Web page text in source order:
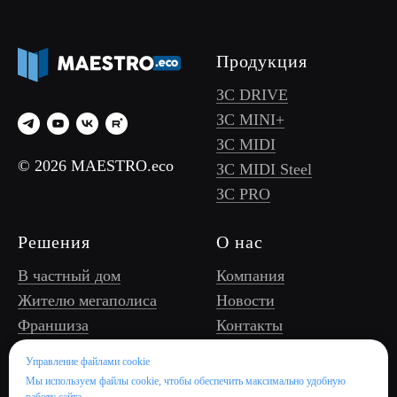
© 2026 MAESTRO.eco
Продукция
ЗС DRIVE
ЗС MINI+
ЗС MIDI
ЗС MIDI Steel
ЗС PRO
Решения
В частный дом
Жителю мегаполиса
Франшиза
ТСЖ
Бизнес/торговому
О нас
Компания
Новости
Контакты
Управление файлами cookie
Мы используем файлы cookie, чтобы обеспечить максимально удобную